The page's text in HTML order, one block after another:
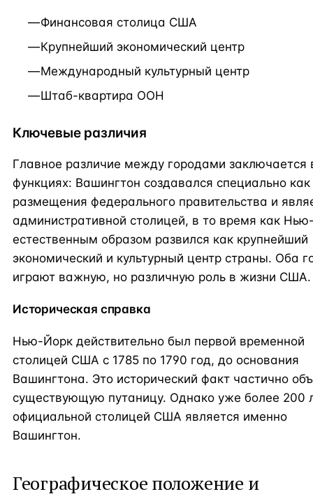
Финансовая столица США
Крупнейший экономический центр
Международный культурный центр
Штаб-квартира ООН
Ключевые различия
Главное различие между городами заключается
функциях: Вашингтон создавался специально
размещения федерального правительства и
административной столицей, в то время как
естественным образом развился как крупнейший
экономический и культурный центр страны. Оба
играют важную, но различную роль в жизни США.
Историческая справка
Нью-Йорк действительно был первой временной
столицей США с 1785 по 1790 год, до основания
Вашингтона. Это исторический факт частично
существующую путаницу. Однако уже более 200
официальной столицей США является именно
Вашингтон.
Географическое положение и